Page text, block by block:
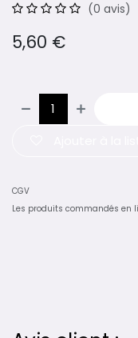
(0 avis)
5,60 €
CGV
Les produits commandés en